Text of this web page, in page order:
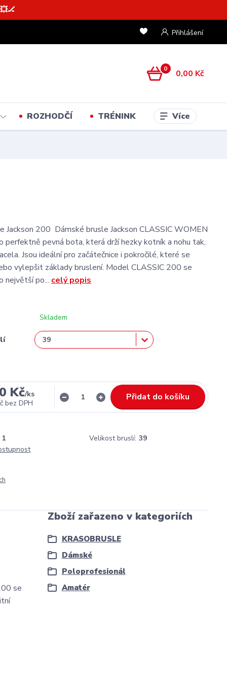
Přihlášení
0 0,00 Kč
ROZHODČÍ TRÉNINK Více
Jackson 200 Dámské brusle Jackson CLASSIC WOMEN
perfektně pevná bota, která drží hezky kotník a nohu tak,
Jsou ideální pro začátečnice i pokročilé, které se
vylepšit základy bruslení. Model CLASSIC 200 se
největší po... celý popis
Skladem
Kč/ks
bez DPH
Přidat do košíku
1 Velikost bruslí: 39
se
Zboží zařazeno v kategoriích
KRASOBRUSLE
Dámské
Poloprofesionál
Amatér